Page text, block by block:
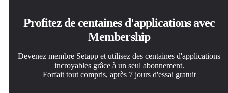
Profitez de centaines d'applications avec
Membership
Devenez membre Setapp et utilisez des centaines d'applications
incroyables grâce à un seul abonnement.
Forfait tout compris, après 7 jours d'essai gratuit